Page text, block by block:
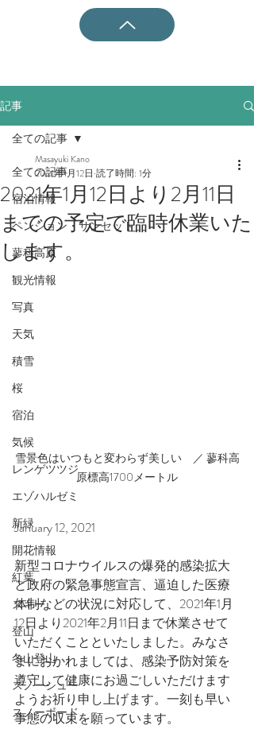
記事
全ての記事
宿泊情報
ペンション・サンセット
蓼科高原
観光情報
写真
天気
積雪
桜
宿泊
気候
レンゲツツジ
エゾハルゼミ
新緑
開花情報
紅葉
スキー
登山
冬山登山
スノーシュー
スノーボード
全ての記事
2021年1月12日より2月11日
までの予定で臨時休業いた
します。
Masayuki Kano
2021年1月12日 読了時間: 1分
雪景色はいつもと変わらず美しい　／ 蓼科高
原標高1700メートル
January 12, 2021
新型コロナウイルスの爆発的感染拡大
と政府の緊急事態宣言、逼迫した医療
体制などの状況に対応して、2021年1月
12日より2021年2月11日まで休業させて
いただくことといたしました。みなさ
まにおかれましては、感染予防対策を
遵守して健康にお過ごしいただけます
ようお祈り申し上げます。一刻も早い
事態の収束を願っています。